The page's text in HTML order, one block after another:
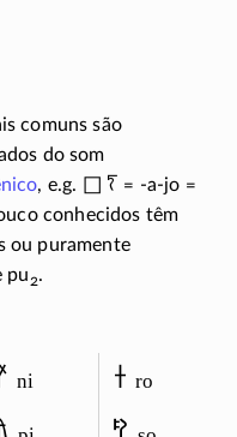
comuns são
do som
, e.g. 𐀀 𐀍 = -a-jo =
conhecidos têm
ou puramente
pu2.
ni 𐀫ro